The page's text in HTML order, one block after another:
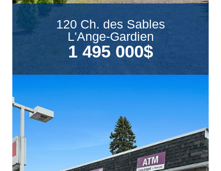
120 Ch. des Sables
L'Ange-Gardien
1 495 000$